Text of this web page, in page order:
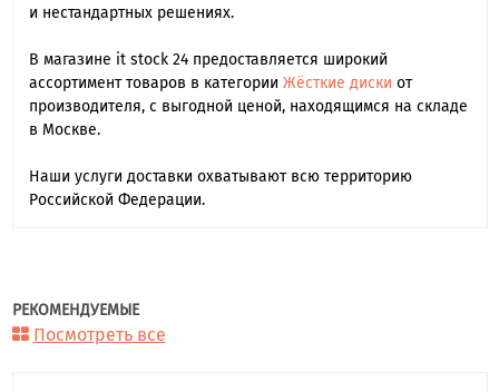
и нестандартных решениях.
В магазине it stock 24 предоставляется широкий
ассортимент товаров в категории Жёсткие диски от
производителя, с выгодной ценой, находящимся на складе
в Москве.
Наши услуги доставки охватывают всю территорию
Российской Федерации.
РЕКОМЕНДУЕМЫЕ
Посмотреть все